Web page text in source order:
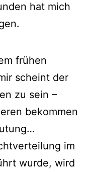
hat mich
frühen
scheint der
zu sein –
bekommen
im
wurde, wird